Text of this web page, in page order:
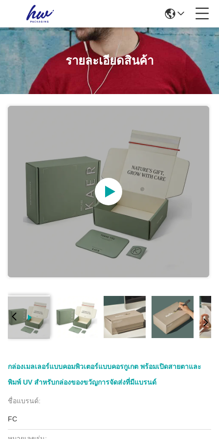
รายละเอียดสินค้า
กล่องเมลเลอร์แบบคอมพิวเตอร์แบบคอรกูเกต พร้อมเปิดสายตาและ
พิมพ์ UV สําหรับกล่องของขวัญการจัดส่งที่มีแบรนด์
ชื่อแบรนด์:
FC